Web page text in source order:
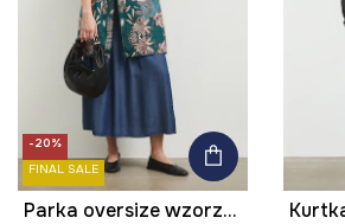
-20%
FINAL SALE
Parka oversize wzorzysta